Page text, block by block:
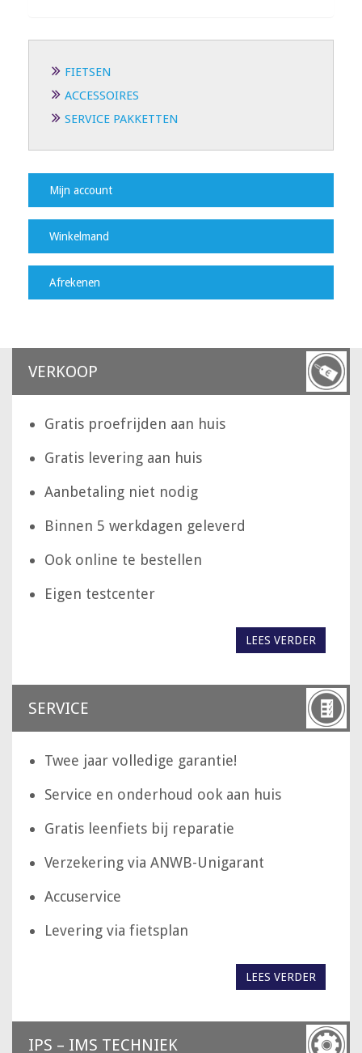
FIETSEN
ACCESSOIRES
SERVICE PAKKETTEN
Mijn account
Winkelmand
Afrekenen
VERKOOP
Gratis proefrijden aan huis
Gratis levering aan huis
Aanbetaling niet nodig
Binnen 5 werkdagen geleverd
Ook online te bestellen
Eigen testcenter
LEES VERDER
SERVICE
Twee jaar volledige garantie!
Service en onderhoud ook aan huis
Gratis leenfiets bij reparatie
Verzekering via ANWB-Unigarant
Accuservice
Levering via fietsplan
LEES VERDER
IPS – IMS TECHNIEK